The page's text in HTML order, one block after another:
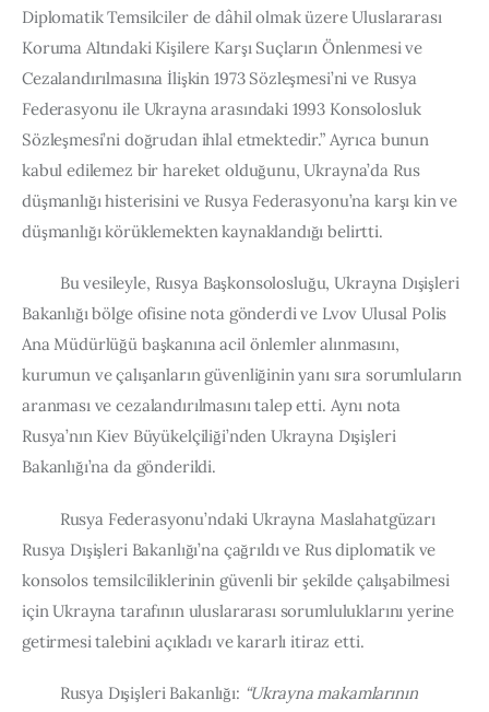
Diplomatik Temsilciler de dâhil olmak üzere Uluslararası
Koruma Altındaki Kişilere Karşı Suçların Önlenmesi ve
Cezalandırılmasına İlişkin 1973 Sözleşmesi’ni ve Rusya
Federasyonu ile Ukrayna arasındaki 1993 Konsolosluk
Sözleşmesi’ni doğrudan ihlal etmektedir.” Ayrıca bunun
kabul edilemez bir hareket olduğunu, Ukrayna’da Rus
düşmanlığı histerisini ve Rusya Federasyonu’na karşı kin ve
düşmanlığı körüklemekten kaynaklandığı belirtti.
Bu vesileyle, Rusya Başkonsolosluğu, Ukrayna Dışişleri
Bakanlığı bölge ofisine nota gönderdi ve Lvov Ulusal Polis
Ana Müdürlüğü başkanına acil önlemler alınmasını,
kurumun ve çalışanların güvenliğinin yanı sıra sorumluların
aranması ve cezalandırılmasını talep etti. Aynı nota
Rusya’nın Kiev Büyükelçiliği’nden Ukrayna Dışişleri
Bakanlığı’na da gönderildi.
Rusya Federasyonu’ndaki Ukrayna Maslahatgüzarı
Rusya Dışişleri Bakanlığı’na çağrıldı ve Rus diplomatik ve
konsolos temsilciliklerinin güvenli bir şekilde çalışabilmesi
için Ukrayna tarafının uluslararası sorumluluklarını yerine
getirmesi talebini açıkladı ve kararlı itiraz etti.
Rusya Dışişleri Bakanlığı: “Ukrayna makamlarının